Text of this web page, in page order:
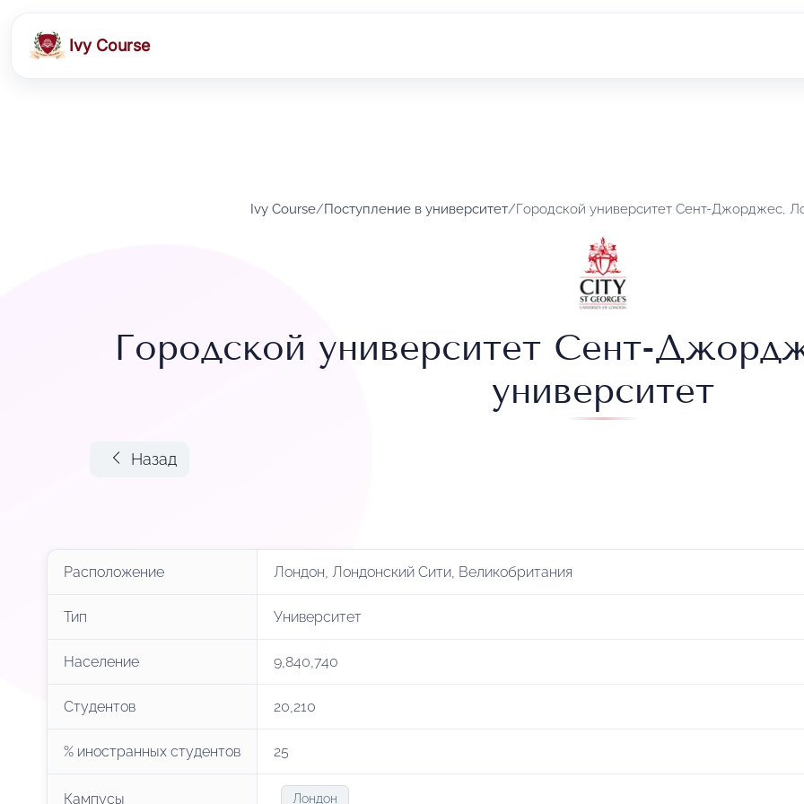
Ivy Course
Ivy Course/Поступление в университет/Городской университет Сент-Джорджес,
Городской университет Сент-
университет
Назад
Расположение Лондон, Лондонский Сити, Великобритания
Тип Университет
Население 9,840,740
Студентов 20,210
% иностранных студентов 25
Кампусы Лондон